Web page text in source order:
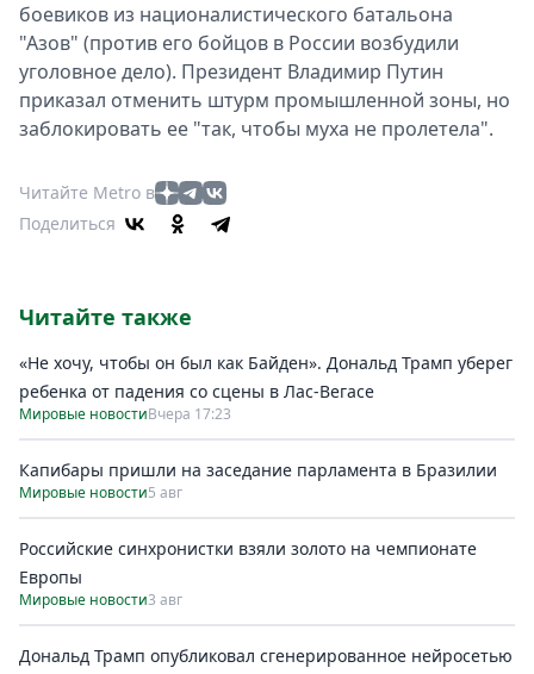
боевиков из националистического батальона
"Азов" (против его бойцов в России возбудили
уголовное дело). Президент Владимир Путин
приказал отменить штурм промышленной зоны, но
заблокировать ее "так, чтобы муха не пролетела".
Читайте Metro в
Поделиться
Читайте также
«Не хочу, чтобы он был как Байден». Дональд Трамп уберег
ребенка от падения со сцены в Лас-Вегасе
Мировые новостиВчера 17:23
Капибары пришли на заседание парламента в Бразилии
Мировые новости5 авг
Российские синхронистки взяли золото на чемпионате
Европы
Мировые новости3 авг
Дональд Трамп опубликовал сгенерированное нейросетью